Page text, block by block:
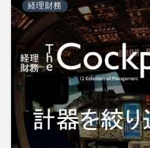
経理財務